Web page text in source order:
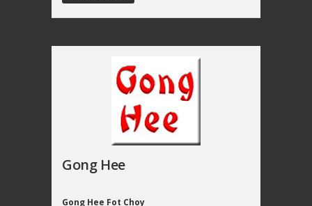
Gong Hee
Gong Hee Fot Choy